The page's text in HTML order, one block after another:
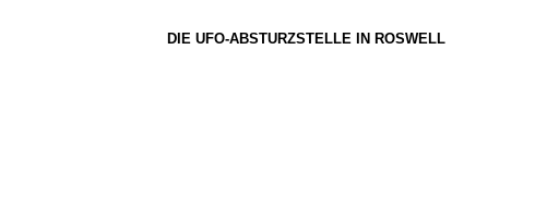
DIE UFO-ABSTURZSTELLE IN ROSWELL